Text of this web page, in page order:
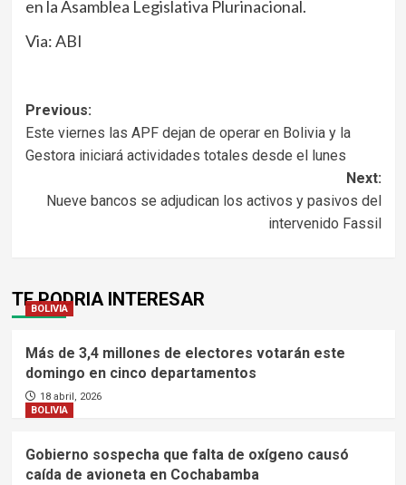
en la Asamblea Legislativa Plurinacional.
Via: ABI
Navegación
de
Previous:
Este viernes las APF dejan de operar en Bolivia y la
Gestora iniciará actividades totales desde el lunes
Next:
Nueve bancos se adjudican los activos y pasivos del
intervenido Fassil
TE PODRIA INTERESAR
BOLIVIA
Más de 3,4 millones de electores votarán este
domingo en cinco departamentos
18 abril, 2026
BOLIVIA
Gobierno sospecha que falta de oxígeno causó
caída de avioneta en Cochabamba